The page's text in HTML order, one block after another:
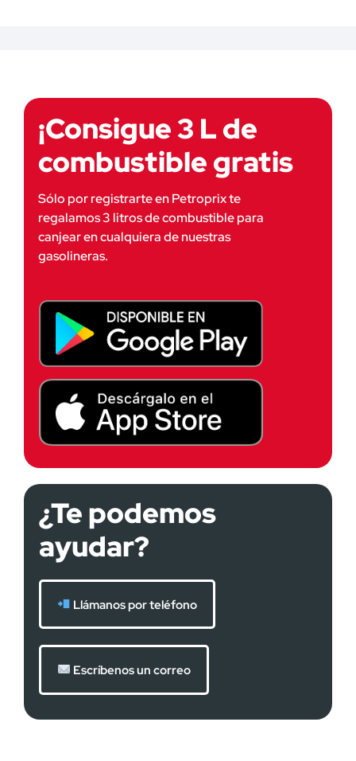
¡Consigue 3 L de
combustible gratis
Sólo por registrarte en Petroprix te
regalamos 3 litros de combustible para
canjear en cualquiera de nuestras
gasolineras.
¿Te podemos
ayudar?
Llámanos por teléfono
Escríbenos un correo